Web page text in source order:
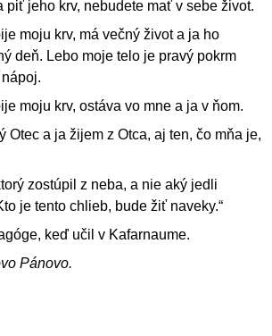
piť jeho krv, nebudete mať v sebe život.
moju krv, má večný život a ja ho
deň. Lebo moje telo je pravý pokrm
moju krv, ostáva vo mne a ja v ňom.
Otec a ja žijem z Otca, aj ten, čo mňa je,
zostúpil z neba, a nie aký jedli
je tento chlieb, bude žiť naveky.“
keď učil v Kafarnaume.
Pánovo.